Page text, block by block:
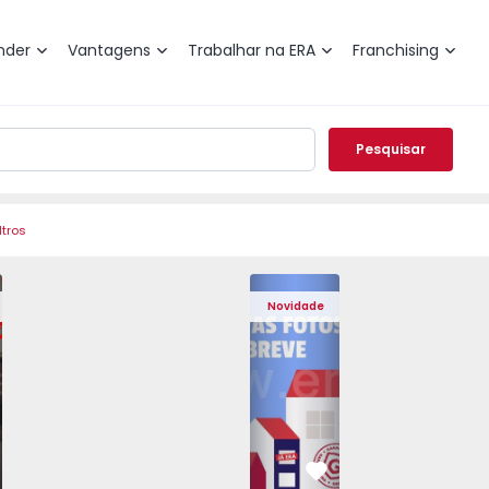
Vantagens Trabalhar na ERA Franchising
Pesquisar
Pedrouços - 1575536 - 7
T3 Maia, Pedrouços - 1575536 - 9
Apartamento T3 Maia, Pedrouços - 1575536 - 8
Apartamento T3 Maia, Pedrouços - 1575536 - 12
Apartamento T3 Maia, Pedrouços -
Apartamento T3 Maia,
Apartamento
Novidade
Apartamento T3 Porto,
Favorito